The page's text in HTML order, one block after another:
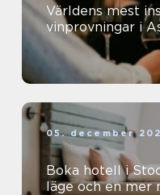
Världens mest
vinprovningar i
05. december
Boka hotell i
läge och en mer